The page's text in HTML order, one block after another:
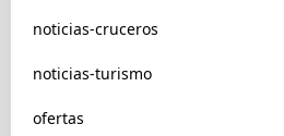
noticias-cruceros
noticias-turismo
ofertas